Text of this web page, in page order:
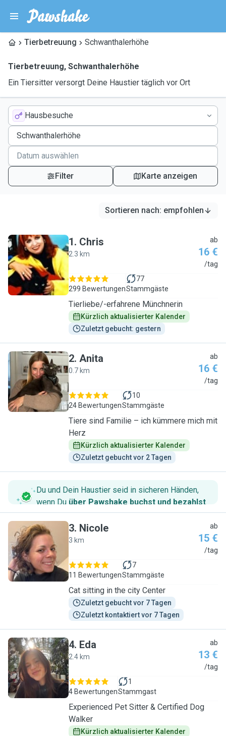
Tierbetreuung Schwanthalerhöhe
Tierbetreuung, Schwanthalerhöhe
Ein Tiersitter versorgt Deine Haustier täglich vor Ort
Hausbesuche
Filter Karte anzeigen
Sortieren nach: empfohlen
C
1. Chris
2.3 km
ab
16 €
/tag
299 Bewertungen
77
Stammgäste
Tierliebe/-erfahrene Münchnerin
Kürzlich aktualisierter Kalender
Zuletzt gebucht: gestern
A
2. Anita
0.7 km
ab
16 €
/tag
24 Bewertungen
10
Stammgäste
Tiere sind Familie – ich kümmere mich mit
Herz
Kürzlich aktualisierter Kalender
Zuletzt gebucht vor 2 Tagen
Du und Dein Haustier seid in sicheren Händen,
wenn Du über Pawshake buchst und bezahlst.
N
3. Nicole
3 km
ab
15 €
/tag
11 Bewertungen
7
Stammgäste
Cat sitting in the city Center
Zuletzt gebucht vor 7 Tagen
Zuletzt kontaktiert vor 7 Tagen
E
4. Eda
2.4 km
ab
13 €
/tag
4 Bewertungen
1
Stammgast
Experienced Pet Sitter & Certified Dog
Walker
Kürzlich aktualisierter Kalender